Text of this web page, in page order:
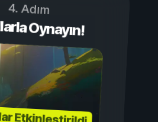
4. Adım
Oynayın!